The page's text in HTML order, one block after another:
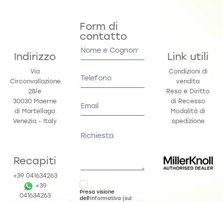
Indirizzo
Via
Circonvallazione
28/e
30030 Maerne
di Martellago
Venezia - Italy
Recapiti
+39 041634263
+39
041634263
Form di
contatto
Contact
Us
Presa visione
dell' Informativa (sul
Link utili
Condizioni di
vendita
Reso e Diritto
di Recesso
Modalità di
spedizione